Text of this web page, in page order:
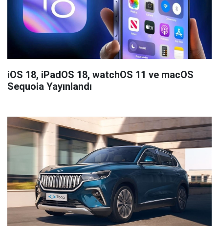
iOS 18, iPadOS 18, watchOS 11 ve macOS
Sequoia Yayınlandı